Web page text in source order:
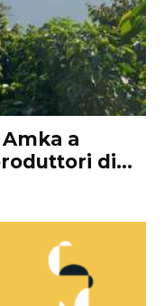
a
di...